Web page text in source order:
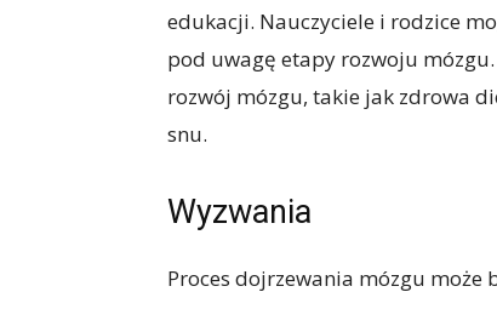
edukacji. Nauczyciele i rodzice
pod uwagę etapy rozwoju
rozwój mózgu, takie jak zdrowa
snu.
Wyzwania
Proces dojrzewania mózgu może